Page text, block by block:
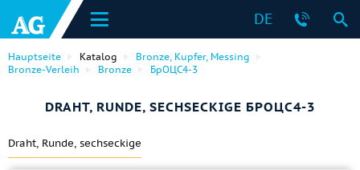
DE
Hauptseite Katalog
Bronze, Kupfer, Messing
Bronze-Verleih
Bronze БрОЦС4-3
DRAHT, RUNDE, SECHSECKIGE БРОЦС4-3
Draht, Runde, sechseckige